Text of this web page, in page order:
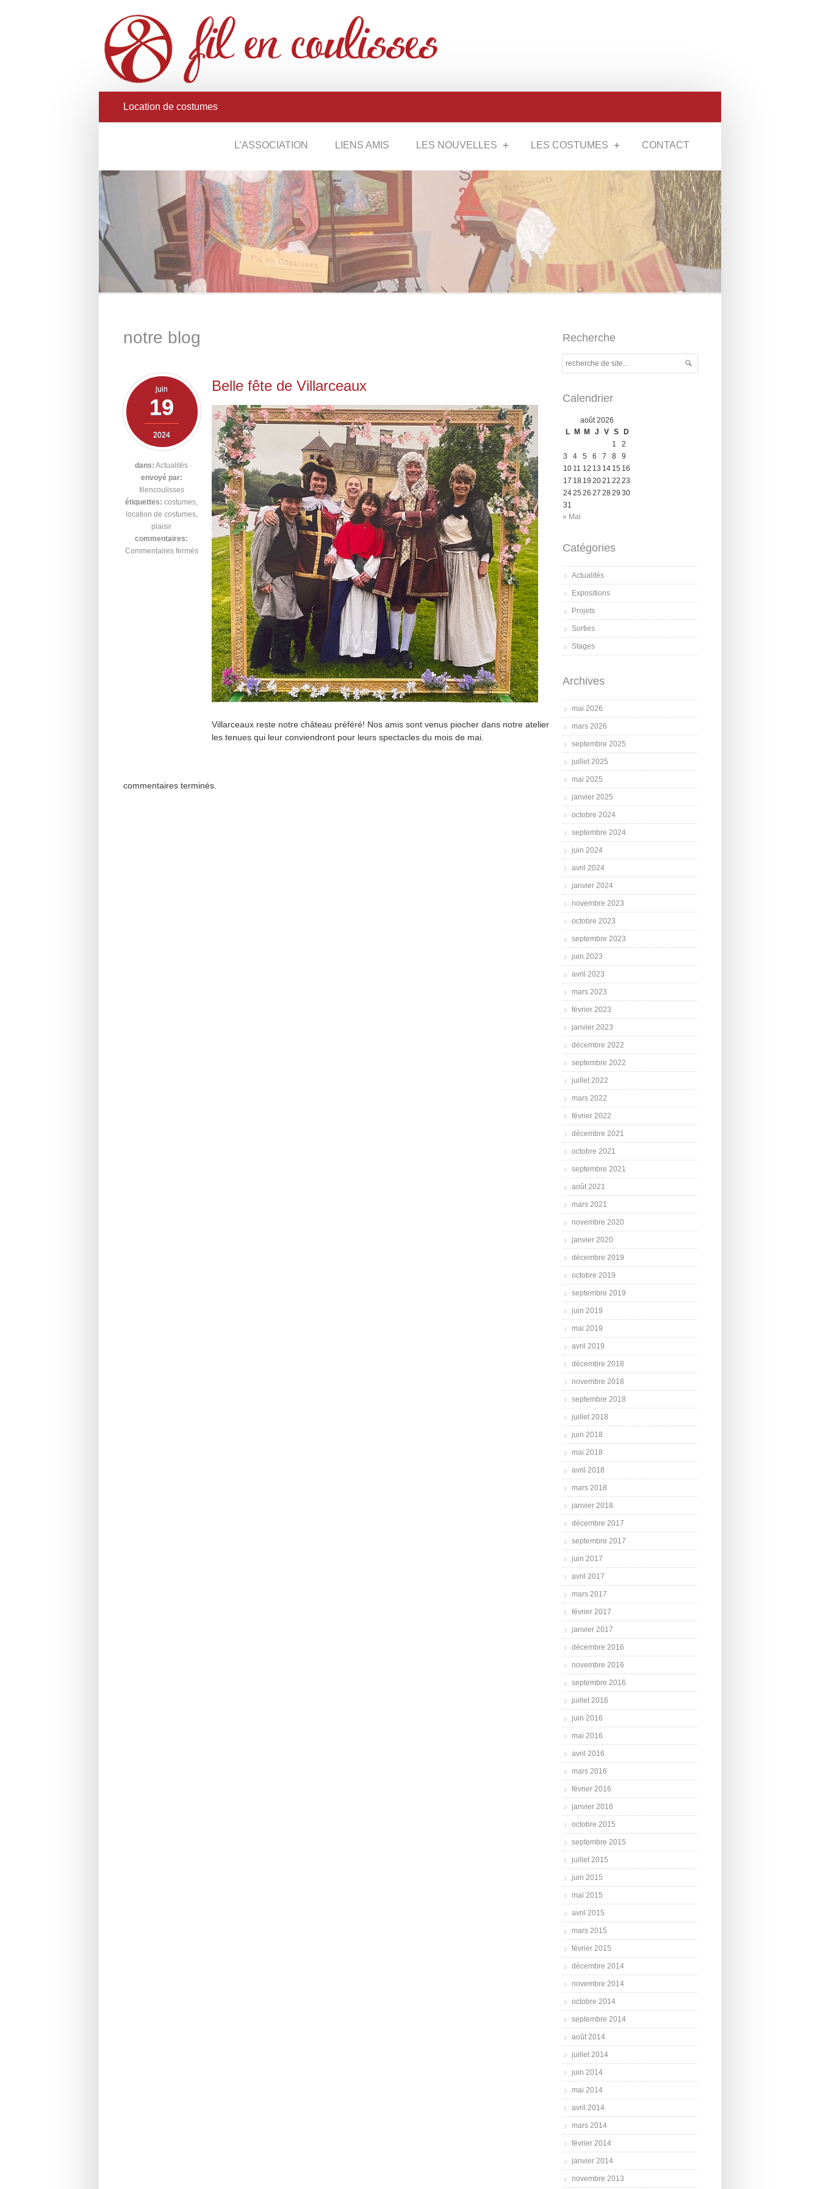
Location de costumes
L’ASSOCIATION LIENS AMIS LES NOUVELLES LES COSTUMES CONTACT
notre blog
juin
19
2024
dans: Actualités
envoyé par:
filencoulisses
étiquettes: costumes,
location de costumes,
plaisir
commentaires:
Commentaires fermés
Belle fête de Villarceaux
Villarceaux reste notre château préféré! Nos amis sont venus piocher dans notre atelier
les tenues qui leur conviendront pour leurs spectacles du mois de mai.
commentaires terminés.
Recherche
Calendrier
août 2026
L M M J V S D
1
2
3
4 5 6 7 8
9
10 11 12 13 14 15 16
17 18 19 2021 22 23
2425 26 27 2829 30
31
« Mai
Catégories
Actualités
Expositions
Projets
Sorties
Stages
Archives
mai 2026
mars 2026
septembre 2025
juillet 2025
mai 2025
janvier 2025
octobre 2024
septembre 2024
juin 2024
avril 2024
janvier 2024
novembre 2023
octobre 2023
septembre 2023
juin 2023
avril 2023
mars 2023
février 2023
janvier 2023
décembre 2022
septembre 2022
juillet 2022
mars 2022
février 2022
décembre 2021
octobre 2021
septembre 2021
août 2021
mars 2021
novembre 2020
janvier 2020
décembre 2019
octobre 2019
septembre 2019
juin 2019
mai 2019
avril 2019
décembre 2018
novembre 2018
septembre 2018
juillet 2018
juin 2018
mai 2018
avril 2018
mars 2018
janvier 2018
décembre 2017
septembre 2017
juin 2017
avril 2017
mars 2017
février 2017
janvier 2017
décembre 2016
novembre 2016
septembre 2016
juillet 2016
juin 2016
mai 2016
avril 2016
mars 2016
février 2016
janvier 2016
octobre 2015
septembre 2015
juillet 2015
juin 2015
mai 2015
avril 2015
mars 2015
février 2015
décembre 2014
novembre 2014
octobre 2014
septembre 2014
août 2014
juillet 2014
juin 2014
mai 2014
avril 2014
mars 2014
février 2014
janvier 2014
novembre 2013